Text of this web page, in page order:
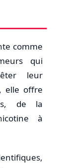
comme
qui
leur
elle offre
de la
à